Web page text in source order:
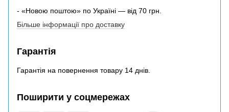
- «Новою поштою» по Україні — від 70 грн.
Більше інформації про доставку
Гарантія
Гарантія на повернення товару 14 днів.
Поширити у соцмережах